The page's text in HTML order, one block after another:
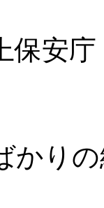
保安
かり